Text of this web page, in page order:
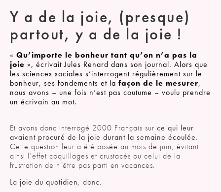
Y a de la joie, (presque)
partout, y a de la joie !
« Qu’importe le bonheur tant qu’on n’a pas la
joie », écrivait Jules Renard dans son journal. Alors que
les sciences sociales s’interrogent régulièrement sur le
bonheur, ses fondements et la façon de le mesurer,
nous avons – une fois n’est pas coutume – voulu prendre
un écrivain au mot.
Et avons donc interrogé 2000 Français sur ce qui leur
avaient procuré de la joie durant la semaine écoulée.
Cette question leur a été posée au mois de juin, évitant
ainsi l’effet coquillages et crustacés ou celui de la
frustration de n’être pas parti en vacances.
La joie du quotidien, donc.